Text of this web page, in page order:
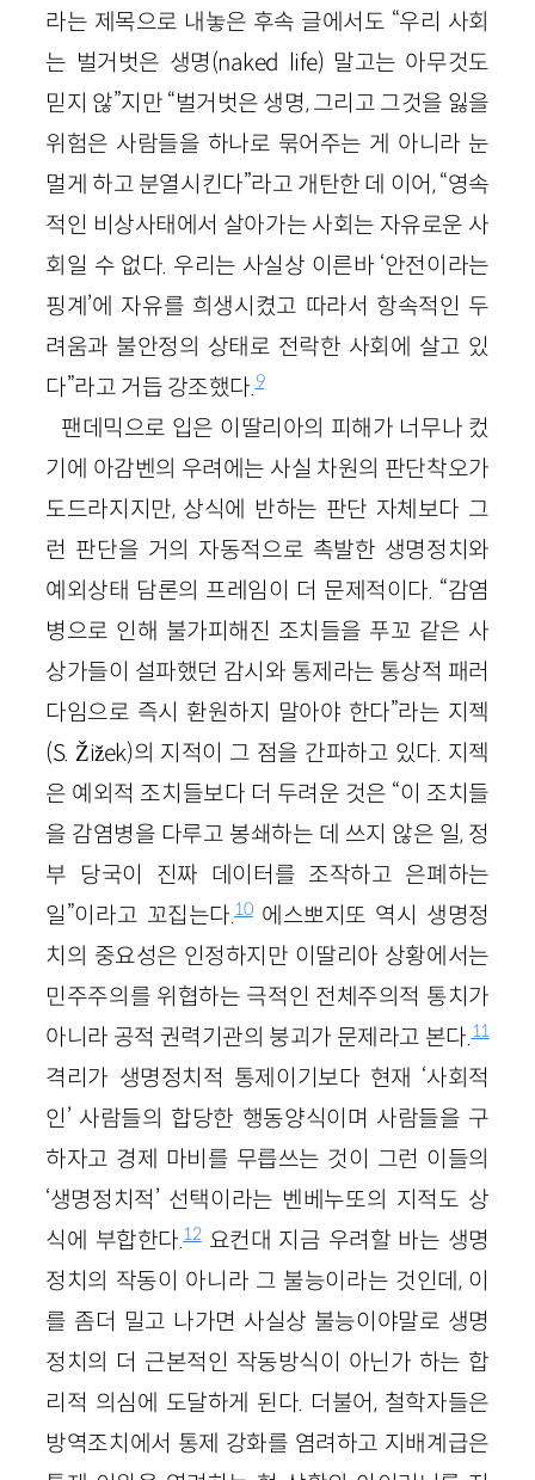
라는 제목으로 내놓은 후속 글에서도 “우리 사회
는 벌거벗은 생명(naked life) 말고는 아무것도
믿지 않”지만 “벌거벗은 생명, 그리고 그것을 잃을
위험은 사람들을 하나로 묶어주는 게 아니라 눈
멀게 하고 분열시킨다”라고 개탄한 데 이어, “영속
적인 비상사태에서 살아가는 사회는 자유로운 사
회일 수 없다. 우리는 사실상 이른바 ‘안전이라는
핑계’에 자유를 희생시켰고 따라서 항속적인 두
려움과 불안정의 상태로 전락한 사회에 살고 있
다”라고 거듭 강조했다.9
팬데믹으로 입은 이딸리아의 피해가 너무나 컸
기에 아감벤의 우려에는 사실 차원의 판단착오가
도드라지지만, 상식에 반하는 판단 자체보다 그
런 판단을 거의 자동적으로 촉발한 생명정치와
예외상태 담론의 프레임이 더 문제적이다. “감염
병으로 인해 불가피해진 조치들을 푸꼬 같은 사
상가들이 설파했던 감시와 통제라는 통상적 패러
다임으로 즉시 환원하지 말아야 한다”라는 지젝
(S. Žižek)의 지적이 그 점을 간파하고 있다. 지젝
은 예외적 조치들보다 더 두려운 것은 “이 조치들
을 감염병을 다루고 봉쇄하는 데 쓰지 않은 일, 정
부 당국이 진짜 데이터를 조작하고 은폐하는
일”이라고 꼬집는다.10에스뽀지또 역시 생명정
치의 중요성은 인정하지만 이딸리아 상황에서는
민주주의를 위협하는 극적인 전체주의적 통치가
아니라 공적 권력기관의 붕괴가 문제라고 본다.11
격리가 생명정치적 통제이기보다 현재 ‘사회적
인’ 사람들의 합당한 행동양식이며 사람들을 구
하자고 경제 마비를 무릅쓰는 것이 그런 이들의
‘생명정치적’ 선택이라는 벤베누또의 지적도 상
식에 부합한다.12요컨대 지금 우려할 바는 생명
정치의 작동이 아니라 그 불능이라는 것인데, 이
를 좀더 밀고 나가면 사실상 불능이야말로 생명
정치의 더 근본적인 작동방식이 아닌가 하는 합
리적 의심에 도달하게 된다. 더불어, 철학자들은
방역조치에서 통제 강화를 염려하고 지배계급은